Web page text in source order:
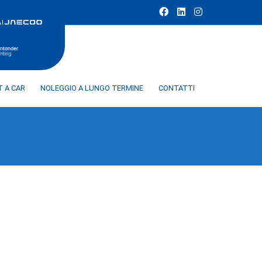
A CAR NOLEGGIO A LUNGO TERMINE CONTATTI